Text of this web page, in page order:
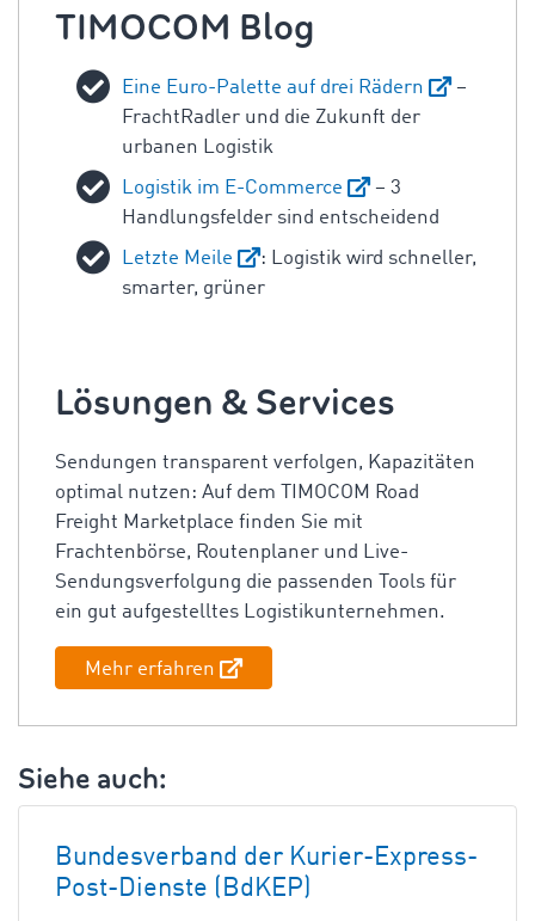
TIMOCOM Blog
Eine Euro-Palette auf drei Rädern
–
FrachtRadler und die Zukunft der
urbanen Logistik
Logistik im E-Commerce
– 3
Handlungsfelder sind entscheidend
Letzte Meile
: Logistik wird schneller,
smarter, grüner
Lösungen & Services
Sendungen transparent verfolgen, Kapazitäten
optimal nutzen: Auf dem TIMOCOM Road
Freight Marketplace finden Sie mit
Frachtenbörse, Routenplaner und Live-
Sendungsverfolgung die passenden Tools für
ein gut aufgestelltes Logistikunternehmen.
Mehr erfahren
Siehe auch:
Bundesverband der Kurier-Express-
Post-Dienste (BdKEP)